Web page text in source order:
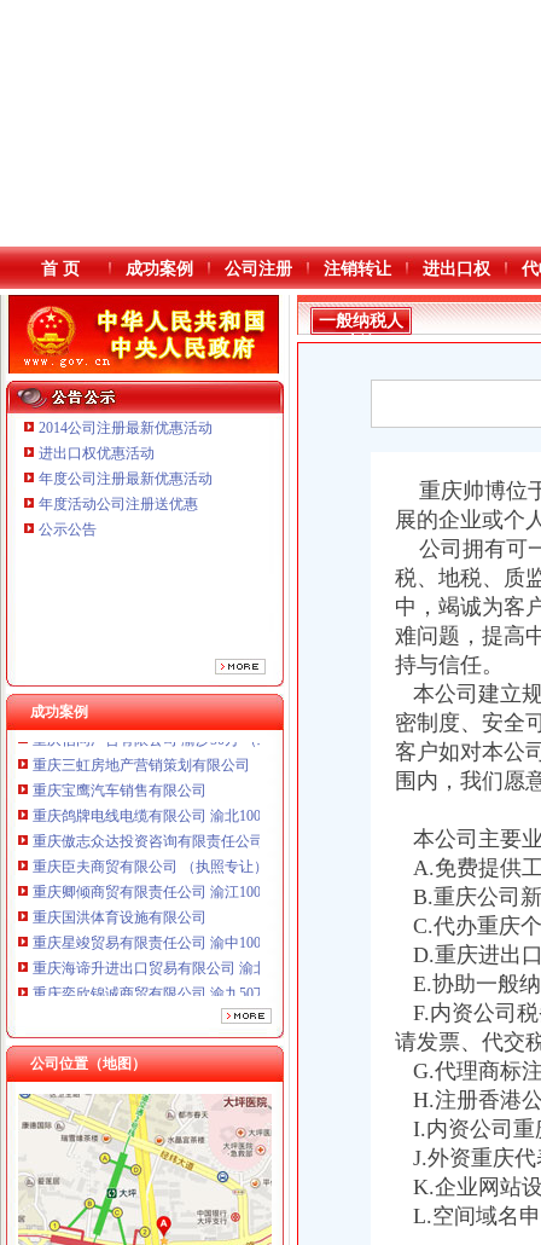
本站导航
首 页 成功案例 公司注册 注销转让 进出口权
2014公司注册最新优惠活动
进出口权优惠活动
年度公司注册最新优惠活动
年度活动公司注册送优惠
公示公告
成功案例
重庆海谛升进出口贸易有限公司 渝北100万 （进出口权）
重庆奕欣锦诚商贸有限公司 渝九50万 （工商注册）
重庆信同广告有限公司 渝沙50万 （工商注册）
重庆三虹房地产营销策划有限公司
重庆宝鹰汽车销售有限公司
重庆鸽牌电线电缆有限公司 渝北10010万 (进出口权)
重庆傲志众达投资咨询有限责任公司 渝九1000万 （增资）
重庆臣夫商贸有限公司 （执照专让）
重庆卿倾商贸有限责任公司 渝江100万 （工商注册）
重庆国洪体育设施有限公司
重庆星竣贸易有限责任公司 渝中100万 （进出口权）
重庆海谛升进出口贸易有限公司 渝北100万 （进出口权）
重庆奕欣锦诚商贸有限公司 渝九50万 （工商注册）
重庆信同广告有限公司 渝沙50万 （工商注册）
重庆三虹房地产营销策划有限公司
重庆宝鹰汽车销售有限公司
公司位置（地图）
一般纳税人查询
全国企业增值税一般纳税人资质查询-个人帮助中心-卓博人才网
【转让一般纳税人|转让一般纳税人内容汇总】_转让一般纳税人专题-
一般纳税人
查询
重庆帅博位
展的企业或个
公司拥有可
税、地税、质
中，竭诚为客
难问题，提高
持与信任。
本公司建立
密制度、安全
客户如对本公
围内，我们愿
本公司主要
A.免费提供
B.重庆公司
C.代办重庆
D.重庆进出
E.协助一般
F.内资公司
请发票、代交
G.代理商标
H.注册香港
I.内资公司重
J.外资重庆代
K.企业网站
L.空间域名